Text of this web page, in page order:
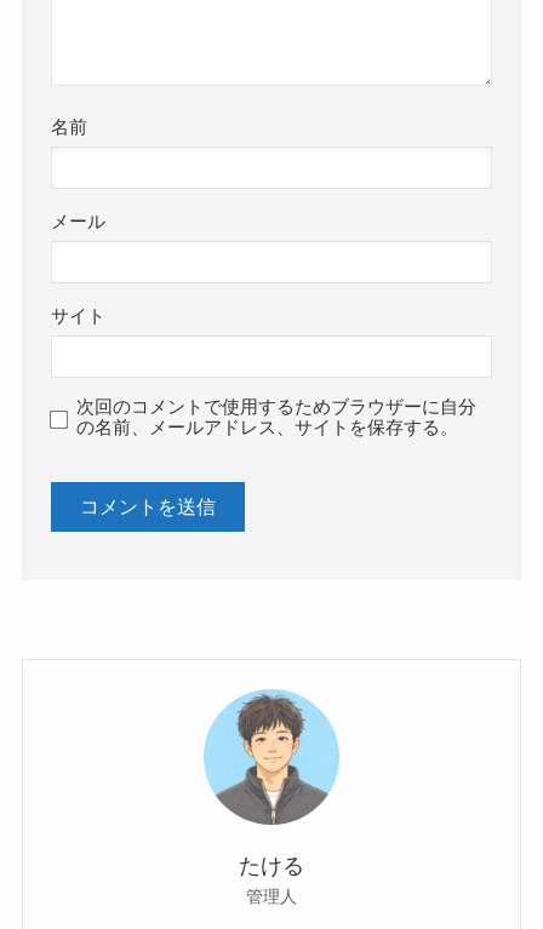
名前
メール
サイト
次回のコメントで使用するためブラウザーに自分
の名前、メールアドレス、サイトを保存する。
たける
管理人